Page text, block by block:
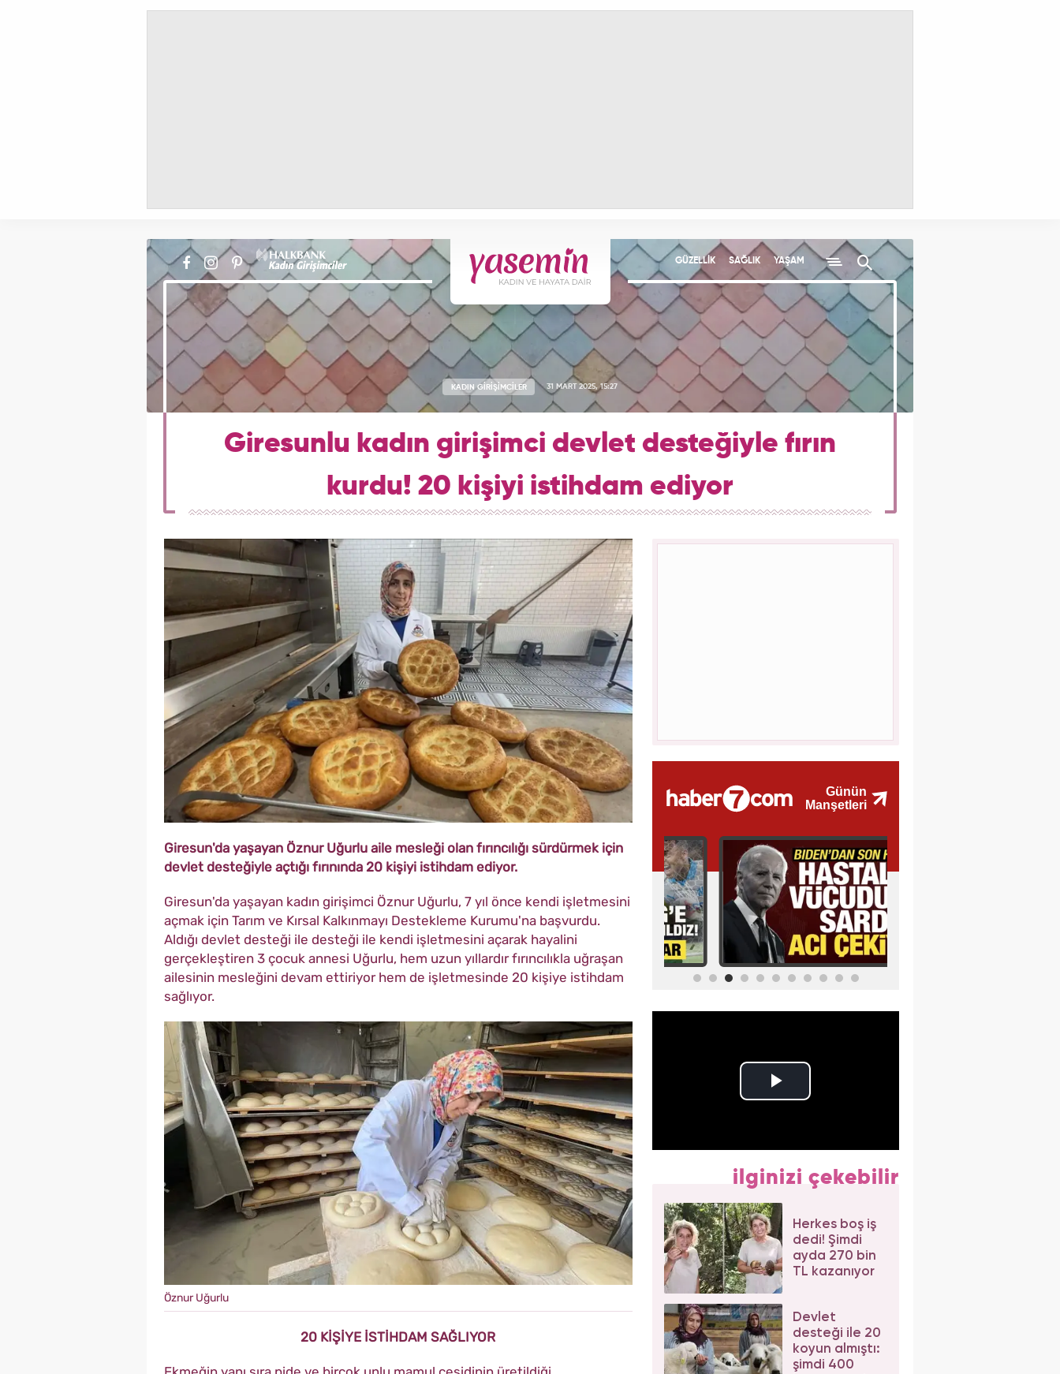
GÜZELLİK SAĞLIK YAŞAM
KADIN GİRİŞİMCİLER 31 MART 2025, 15:27
Giresunlu kadın girişimci devlet desteğiyle fırın
kurdu! 20 kişiyi istihdam ediyor
Giresun'da yaşayan Öznur Uğurlu aile mesleği olan fırıncılığı sürdürmek için
devlet desteğiyle açtığı fırınında 20 kişiyi istihdam ediyor.
Giresun'da yaşayan kadın girişimci Öznur Uğurlu, 7 yıl önce kendi işletmesini
açmak için Tarım ve Kırsal Kalkınmayı Destekleme Kurumu'na başvurdu.
Aldığı devlet desteği ile desteği ile kendi işletmesini açarak hayalini
gerçekleştiren 3 çocuk annesi Uğurlu, hem uzun yıllardır fırıncılıkla uğraşan
ailesinin mesleğini devam ettiriyor hem de işletmesinde 20 kişiye istihdam
sağlıyor.
Öznur Uğurlu
20 KİŞİYE İSTİHDAM SAĞLIYOR
ilginizi çekebilir
Herkes boş iş
dedi! Şimdi
ayda 270 bin
TL kazanıyor
Devlet
desteği ile 20
koyun almıştı:
şimdi 400